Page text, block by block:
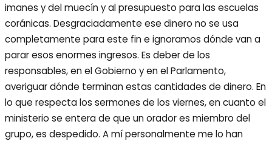
imanes y del muecín y al presupuesto para las escuelas
coránicas. Desgraciadamente ese dinero no se usa
completamente para este fin e ignoramos dónde van a
parar esos enormes ingresos. Es deber de los
responsables, en el Gobierno y en el Parlamento,
averiguar dónde terminan estas cantidades de dinero. En
lo que respecta los sermones de los viernes, en cuanto el
ministerio se entera de que un orador es miembro del
grupo, es despedido. A mí personalmente me lo han